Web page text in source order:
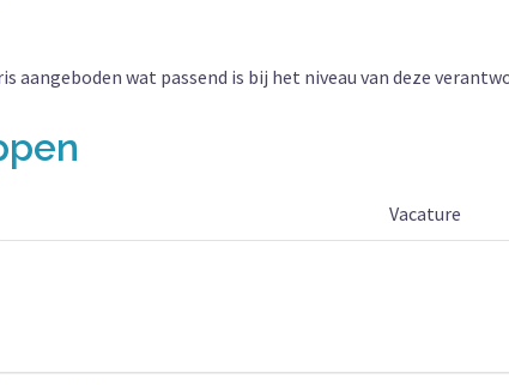
wat passend is bij het niveau van deze
Vacature